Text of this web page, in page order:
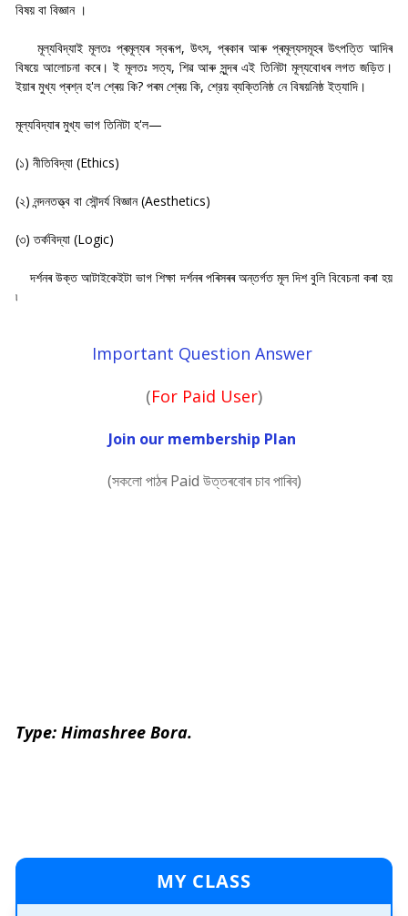
বিষয় বা বিজ্ঞান ।
মূল্যবিদ্যাই মূলতঃ প্ৰমূল্যৰ স্বৰূপ, উৎস, প্ৰকাৰ আৰু প্ৰমূল্যসমূহৰ উৎপত্তি আদিৰ
বিষয়ে আলোচনা কৰে। ই মূলতঃ সত্য, শিৱ আৰু সুন্দৰ এই তিনিটা মূল্যবোধৰ লগত জড়িত।
ইয়াৰ মুখ্য প্ৰশ্ন হ'ল শ্ৰেয় কি? পৰম শ্ৰেয় কি, শ্রেয় ব্যক্তিনিষ্ঠ নে বিষয়নিষ্ঠ ইত্যাদি।
মূল্যবিদ্যাৰ মুখ্য ভাগ তিনিটা হ'ল—
(১) নীতিবিদ্যা (Ethics)
(২) নন্দনতত্ত্ব বা সৌন্দর্য বিজ্ঞান (Aesthetics)
(৩) তর্কবিদ্যা (Logic)
দৰ্শনৰ উক্ত আটাইকেইটা ভাগ শিক্ষা দৰ্শনৰ পৰিসৰৰ অন্তৰ্গত মূল দিশ বুলি বিবেচনা কৰা হয়
৷
Important Question Answer
(For Paid User)
Join our membership Plan
(সকলো পাঠৰ Paid উত্তৰবোৰ চাব পাৰিব)
Type: Himashree Bora.
MY CLASS